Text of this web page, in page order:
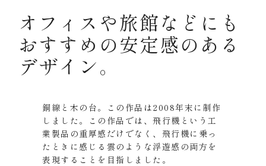
オフィスや旅館などにも
おすすめの安定感のある
デザイン。
銅線と木の台。この作品は2008年末に制作
しました。この作品では、飛行機という工
業製品の重厚感だけでなく、飛行機に乗っ
たときに感じる雲のような浮遊感の両方を
表現することを目指しました。